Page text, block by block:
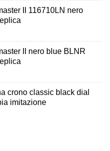
II 116710LN nero
II nero blue BLNR
crono classic black dial
imitazione